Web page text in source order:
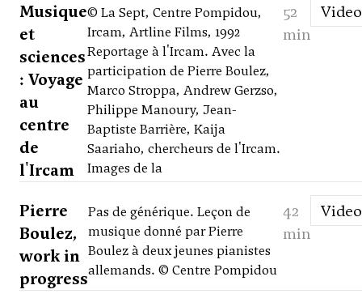
Musique
et
sciences
: Voyage
au
centre
de
l'Ircam
© La Sept, Centre Pompidou,
Ircam, Artline Films, 1992
Reportage à l'Ircam. Avec la
participation de Pierre Boulez,
Marco Stroppa, Andrew Gerzso,
Philippe Manoury, Jean-
Baptiste Barrière, Kaija
Saariaho, chercheurs de l'Ircam.
Images de la
52
min
Video
Pierre
Boulez,
work in
progress
Pas de générique. Leçon de
musique donné par Pierre
Boulez à deux jeunes pianistes
allemands. © Centre Pompidou
42
min
Video